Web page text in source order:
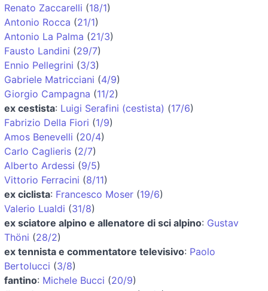
Renato Zaccarelli (18/1)
Antonio Rocca (21/1)
Antonio La Palma (21/3)
Fausto Landini (29/7)
Ennio Pellegrini (3/3)
Gabriele Matricciani (4/9)
Giorgio Campagna (11/2)
ex cestista: Luigi Serafini (cestista) (17/6)
Fabrizio Della Fiori (1/9)
Amos Benevelli (20/4)
Carlo Caglieris (2/7)
Alberto Ardessi (9/5)
Vittorio Ferracini (8/11)
ex ciclista: Francesco Moser (19/6)
Valerio Lualdi (31/8)
ex sciatore alpino e allenatore di sci alpino: Gustav
Thöni (28/2)
ex tennista e commentatore televisivo: Paolo
Bertolucci (3/8)
fantino: Michele Bucci (20/9)